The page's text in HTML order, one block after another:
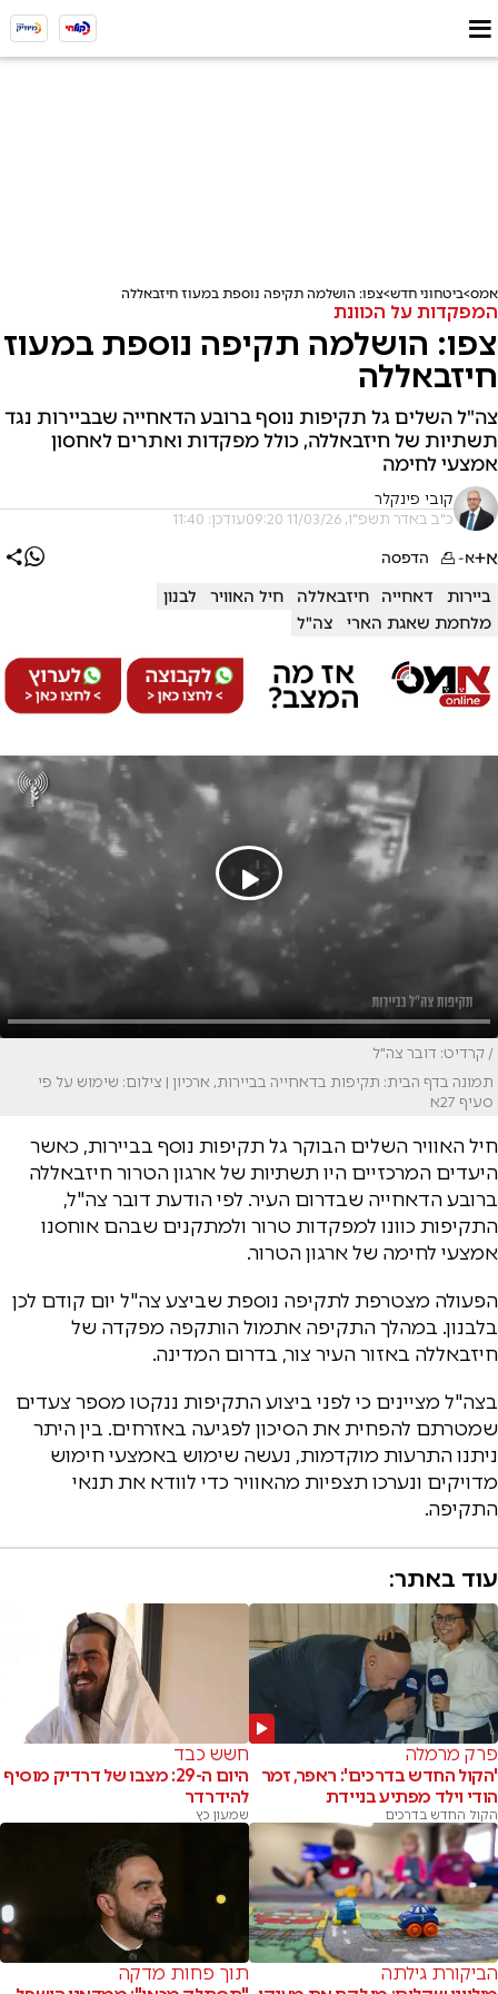
אמס ביטחוני חדש צפו: הושלמה תקיפה נוספת במעוז חיזבאללה
המפקדות על הכוונת
צפו: הושלמה תקיפה נוספת במעוז
חיזבאללה
צה"ל השלים גל תקיפות נוסף ברובע הדאחייה שבביירות נגד
תשתיות של חיזבאללה, כולל מפקדות ואתרים לאחסון
אמצעי לחימה
קובי פינקלר
כ"ב באדר תשפ"ו, 11/03/26 09:20 עודכן: 11:40
א+א- הדפסה
ביירות דאחייה חיזבאללה חיל האוויר
לבנון
מלחמת שאגת הארי
צה"ל
/ קרדיט: דובר צה"ל
תמונה בדף הבית: תקיפות בדאחייה בביירות, ארכיון | צילום: שימוש על פי
סעיף 27א
חיל האוויר השלים הבוקר גל תקיפות נוסף בביירות, כאשר
היעדים המרכזיים היו תשתיות של ארגון הטרור חיזבאללה
ברובע הדאחייה שבדרום העיר. לפי הודעת דובר צה"ל,
התקיפות כוונו למפקדות טרור ולמתקנים שבהם אוחסנו
אמצעי לחימה של ארגון הטרור.
הפעולה מצטרפת לתקיפה נוספת שביצע צה"ל יום קודם לכן
בלבנון. במהלך התקיפה אתמול הותקפה מפקדה של
חיזבאללה באזור העיר צור, בדרום המדינה.
בצה"ל מציינים כי לפני ביצוע התקיפות ננקטו מספר צעדים
שמטרתם להפחית את הסיכון לפגיעה באזרחים. בין היתר
ניתנו התרעות מוקדמות, נעשה שימוש באמצעי חימוש
מדויקים ונערכו תצפיות מהאוויר כדי לוודא את תנאי
התקיפה.
עוד באתר:
פרק מרמלה
'הקול החדש בדרכים': ראפר, זמר
הודי וילד מפתיע בניידת
הקול החדש בדרכים
חשש כבד
היום ה-29: מצבו של דרדיק מוסיף
להידרדר
שמעון כץ
הביקורת גילתה
תוך פחות מדקה